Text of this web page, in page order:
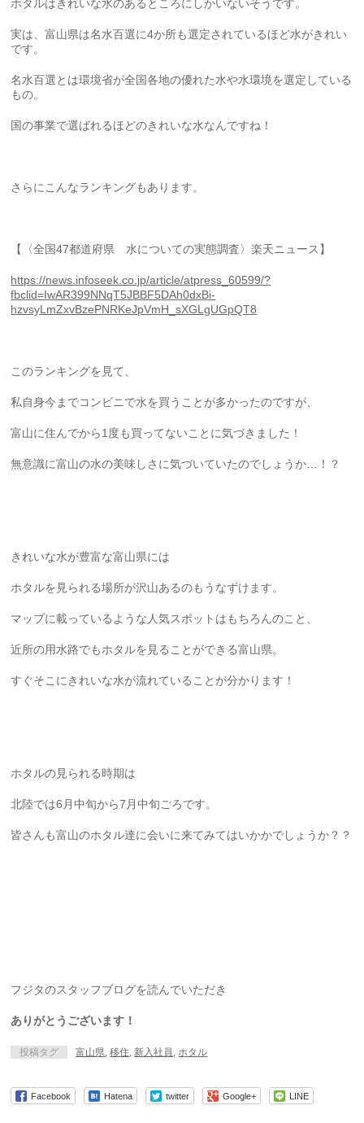
ホタルはきれいな水のあるところにしかいないそうです。
実は、富山県は名水百選に4か所も選定されているほど水がきれい
です。
名水百選とは環境省が全国各地の優れた水や水環境を選定している
もの。
国の事業で選ばれるほどのきれいな水なんですね！
さらにこんなランキングもあります。
【〈全国47都道府県 水についての実態調査〉楽天ニュース】
https://news.infoseek.co.jp/article/atpress_60599/?
fbclid=IwAR399NNqT5JBBF5DAh0dxBi-
hzvsyLmZxvBzePNRKeJpVmH_sXGLgUGpQT8
このランキングを見て、
私自身今までコンビニで水を買うことが多かったのですが、
富山に住んでから1度も買ってないことに気づきました！
無意識に富山の水の美味しさに気づいていたのでしょうか…！？
きれいな水が豊富な富山県には
ホタルを見られる場所が沢山あるのもうなずけます。
マップに載っているような人気スポットはもちろんのこと、
近所の用水路でもホタルを見ることができる富山県。
すぐそこにきれいな水が流れていることが分かります！
ホタルの見られる時期は
北陸では6月中旬から7月中旬ごろです。
皆さんも富山のホタル達に会いに来てみてはいかかでしょうか？？
フジタのスタッフブログを読んでいただき
ありがとうございます！
投稿タグ 富山県,移住, 新入社員,ホタル
Facebook Hatena twitter Google+ LINE